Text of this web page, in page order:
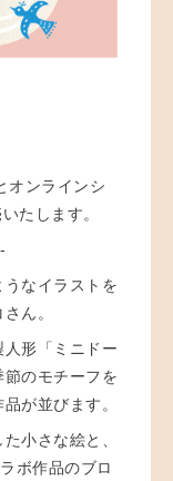
オンラインシ
たします。
なイラストを
ん。
形「ミニドー
のモチーフを
が並びます。
小さな絵と、
ボ作品のブロ